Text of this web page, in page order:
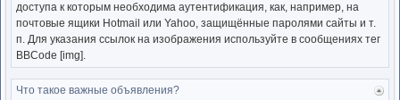
доступа к которым необходима аутентификация, как, например, на
почтовые ящики Hotmail или Yahoo, защищённые паролями сайты и т.
п. Для указания ссылок на изображения используйте в сообщениях тег
BBCode [img].
Что такое важные объявления?